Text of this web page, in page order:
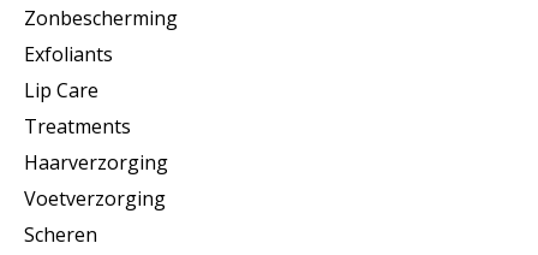
Zonbescherming
Exfoliants
Lip Care
Treatments
Haarverzorging
Voetverzorging
Scheren